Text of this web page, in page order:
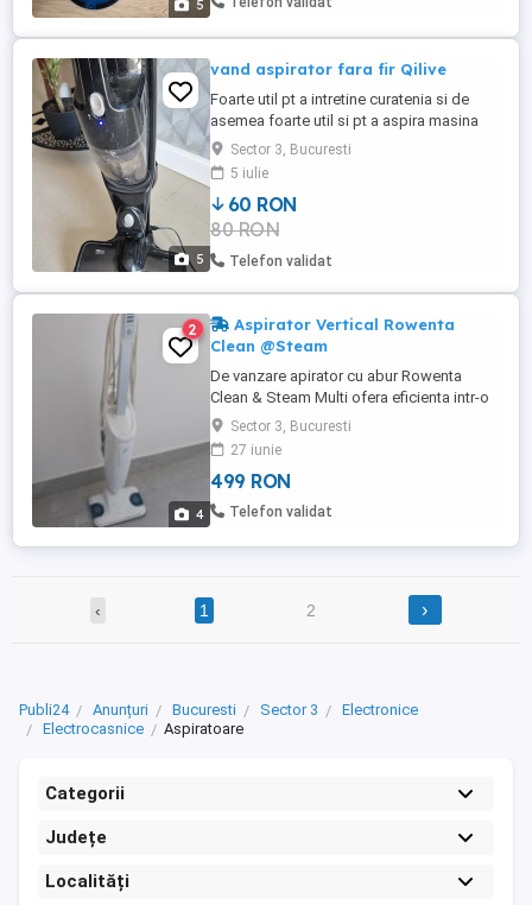
5
5
vand aspirator fara fir Qilive
Foarte util pt a intretine curatenia si de
asemea foarte util si pt a aspira masina
Prefer predare personala
Sector 3, Bucuresti
5 iulie
60 RON
80 RON
Telefon validat
4
2
Aspirator Vertical Rowenta
Clean @Steam
De vanzare apirator cu abur Rowenta
Clean & Steam Multi ofera eficienta intr-o
sinfura miscare si putere de aspirare de
top pentru sesiuni de curatat fara
compromisuri . Descopera o metoda mai
rapida si mai sanatoasa de a curata prin
intermediul acestui aparat . Acesta aspira
Sector 3, Bucuresti
27 iunie
499 RON
Telefon validat
‹ 1 2 ›
Publi24 Anunțuri Bucuresti Sector 3
Electronice
Electrocasnice
Aspiratoare
Categorii
Județe
Localități